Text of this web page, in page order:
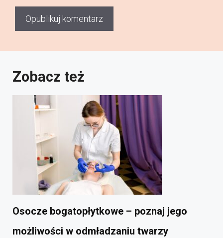
Zobacz też
Osocze bogatopłytkowe – poznaj jego
możliwości w odmładzaniu twarzy